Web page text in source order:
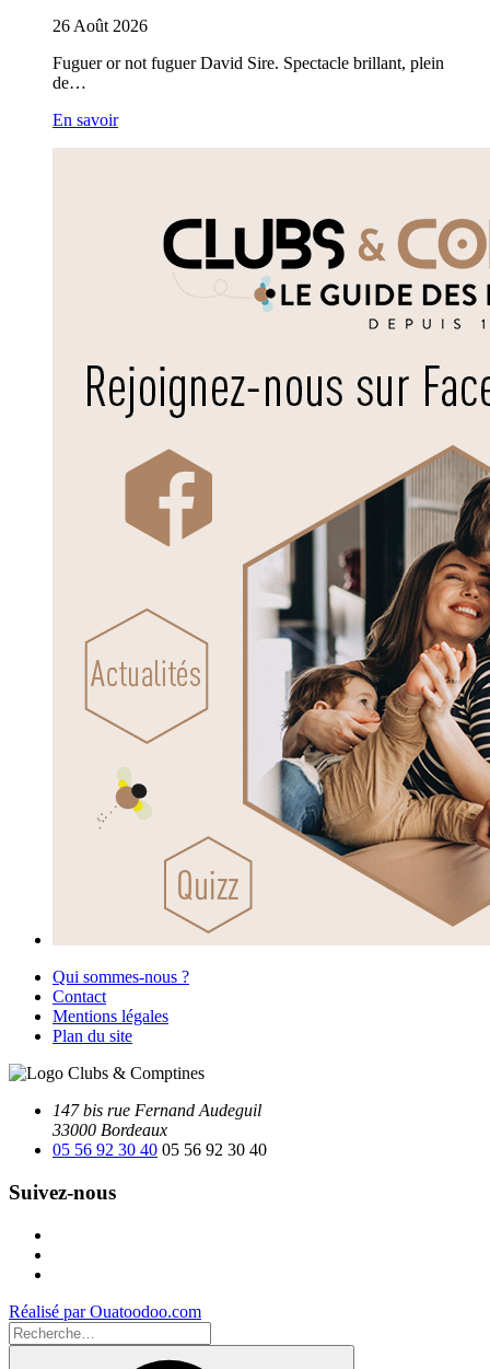
26 Août 2026
Fuguer or not fuguer David Sire. Spectacle brillant, plein
de…
En savoir
Qui sommes-nous ?
Contact
Mentions légales
Plan du site
147 bis rue Fernand Audeguil
33000 Bordeaux
05 56 92 30 40 05 56 92 30 40
Suivez-nous
Réalisé par Ouatoodoo.com
Recherche
pour